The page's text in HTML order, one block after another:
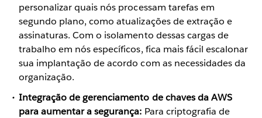
personalizar quais nós processam tarefas em
segundo plano, como atualizações de extração e
assinaturas. Com o isolamento dessas cargas de
trabalho em nós específicos, fica mais fácil escalonar
sua implantação de acordo com as necessidades da
organização.
Integração de gerenciamento de chaves da AWS
para aumentar a segurança: Para criptografia de